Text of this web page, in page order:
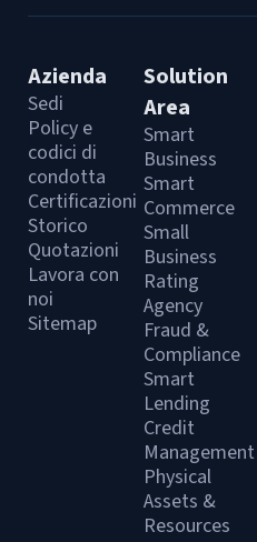
Azienda
Sedi
Policy e
codici di
condotta
Certificazioni
Storico
Quotazioni
Lavora con
noi
Sitemap
Solution
Area
Smart
Business
Smart
Commerce
Small
Business
Rating
Agency
Fraud &
Compliance
Smart
Lending
Credit
Management
Physical
Assets &
Resources